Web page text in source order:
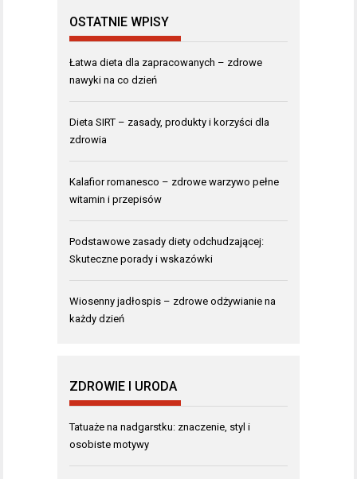
OSTATNIE WPISY
Łatwa dieta dla zapracowanych – zdrowe
nawyki na co dzień
Dieta SIRT – zasady, produkty i korzyści dla
zdrowia
Kalafior romanesco – zdrowe warzywo pełne
witamin i przepisów
Podstawowe zasady diety odchudzającej:
Skuteczne porady i wskazówki
Wiosenny jadłospis – zdrowe odżywianie na
każdy dzień
ZDROWIE I URODA
Tatuaże na nadgarstku: znaczenie, styl i
osobiste motywy